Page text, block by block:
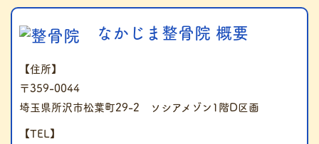
なかじま整骨院 概要
【住所】
〒359-0044
埼玉県所沢市松葉町29-2 ソシアメゾン1階D区画
【TEL】